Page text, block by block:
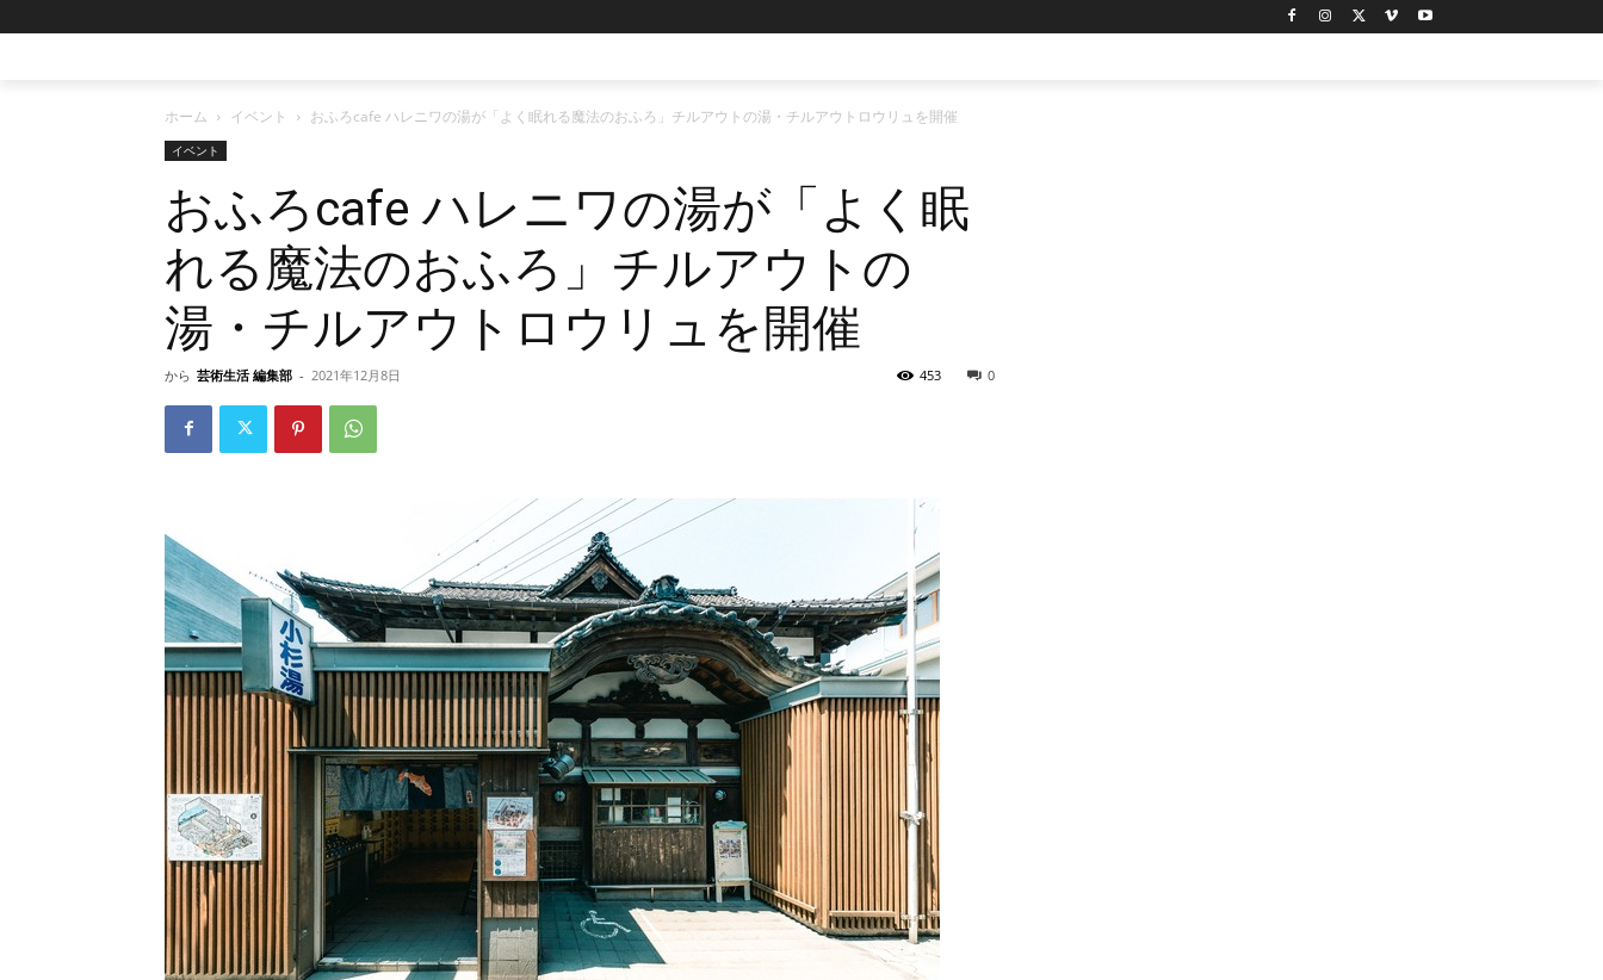
ホーム イベント おふろcafe ハレニワの湯が「よく眠れる魔法のおふろ」チルアウトの湯・チルアウトロウリュを開催
イベント
おふろcafe ハレニワの湯が「よく眠
れる魔法のおふろ」チルアウトの
湯・チルアウトロウリュを開催
から 芸術生活 編集部 - 2021年12月8日 0
453